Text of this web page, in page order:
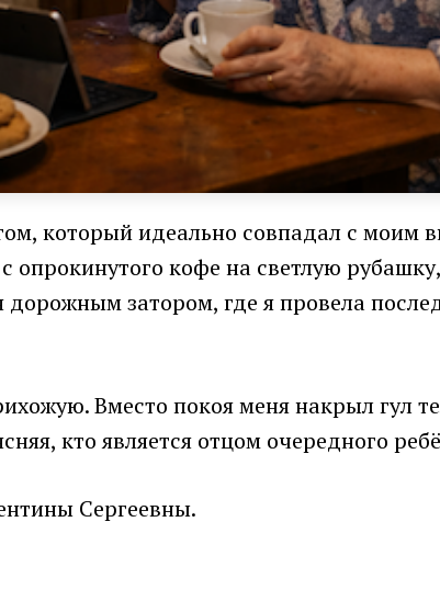
который идеально совпадал с моим
опрокинутого кофе на светлую
затором, где я провела
Вместо покоя меня накрыл гул
кто является отцом очередного
Сергеевны.